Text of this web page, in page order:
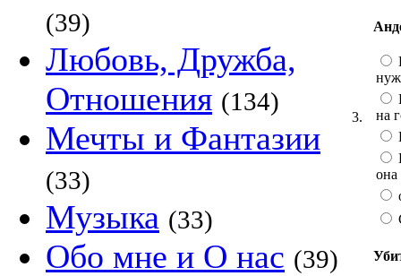
(39)
Любовь, Дружба,
Отношения (134)
Мечты и Фантазии
(33)
Музыка (33)
Обо мне и О нас (39)
3.
на
она